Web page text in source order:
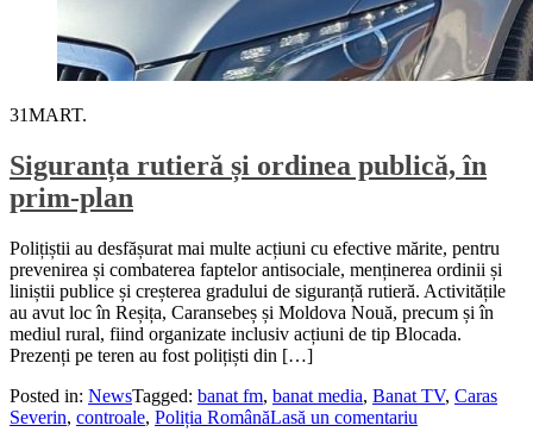
31MART.
Siguranța rutieră și ordinea publică, în
prim-plan
Polițiștii au desfășurat mai multe acțiuni cu efective mărite, pentru
prevenirea și combaterea faptelor antisociale, menținerea ordinii și
liniștii publice și creșterea gradului de siguranță rutieră. Activitățile
au avut loc în Reșița, Caransebeș și Moldova Nouă, precum și în
mediul rural, fiind organizate inclusiv acțiuni de tip Blocada.
Prezenți pe teren au fost polițiști din […]
Posted in: NewsTagged: banat fm, banat media, Banat TV, Caras
Severin, controale, Poliția RomânăLasă un comentariu